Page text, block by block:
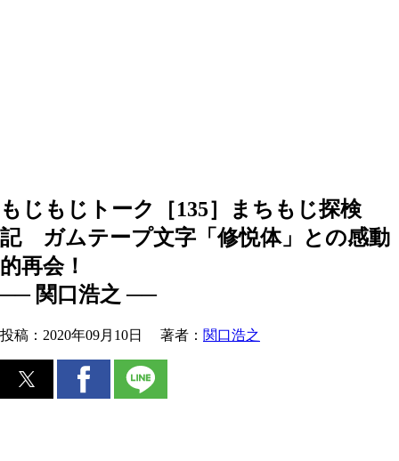
もじもじトーク［135］まちもじ探検
記 ガムテープ文字「修悦体」との感動
的再会！
── 関口浩之 ──
投稿： 2020年09月10日 著者： 関口浩之